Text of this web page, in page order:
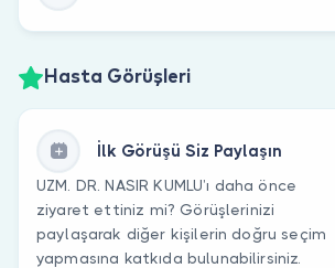
Hasta Görüşleri
İlk Görüşü Siz Paylaşın
UZM. DR. NASIR KUMLU’ı daha önce
ziyaret ettiniz mi? Görüşlerinizi
paylaşarak diğer kişilerin doğru seçim
yapmasına katkıda bulunabilirsiniz.